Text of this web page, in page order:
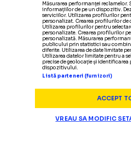
Măsurarea performanței reclamelor.
informațiilor de pe un dispozitiv.
serviciilor. Utilizarea profilurilor
personalizat. Crearea profilurilor
Utilizarea profilurilor pentru
personalizate. Crearea profilurilor
personalizată. Măsurarea
publicului prin statistici sau
diferite. Utilizarea de date limitate
Utilizarea datelor limitate pentru a
precise de geolocație și identificarea
dispozitivului.
Listă parteneri (furnizori)
ACCEPT
VREAU SA MODIFIC